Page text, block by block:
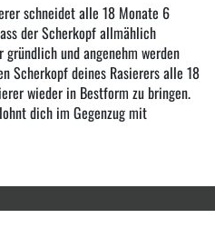
schneidet alle 18 Monate 6
der Scherkopf allmählich
und angenehm werden
Scherkopf deines Rasierers alle 18
wieder in Bestform zu bringen.
dich im Gegenzug mit